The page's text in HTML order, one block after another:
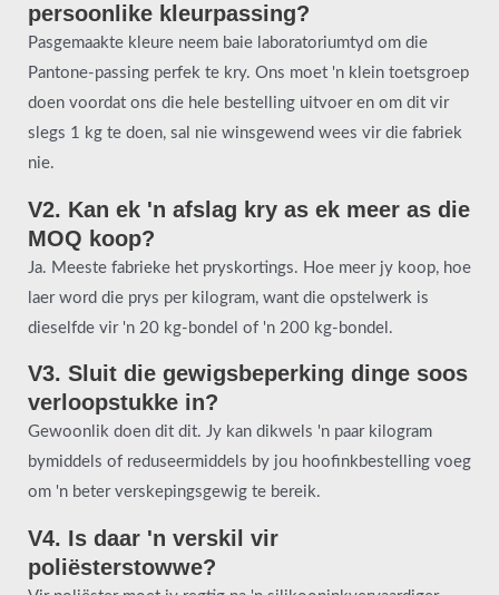
persoonlike kleurpassing?
Pasgemaakte kleure neem baie laboratoriumtyd om die
Pantone-passing perfek te kry. Ons moet 'n klein toetsgroep
doen voordat ons die hele bestelling uitvoer en om dit vir
slegs 1 kg te doen, sal nie winsgewend wees vir die fabriek
nie.
V2. Kan ek 'n afslag kry as ek meer as die
MOQ koop?
Ja. Meeste fabrieke het pryskortings. Hoe meer jy koop, hoe
laer word die prys per kilogram, want die opstelwerk is
dieselfde vir 'n 20 kg-bondel of 'n 200 kg-bondel.
V3. Sluit die gewigsbeperking dinge soos
verloopstukke in?
Gewoonlik doen dit dit. Jy kan dikwels 'n paar kilogram
bymiddels of reduseermiddels by jou hoofinkbestelling voeg
om 'n beter verskepingsgewig te bereik.
V4. Is daar 'n verskil vir
poliësterstowwe?